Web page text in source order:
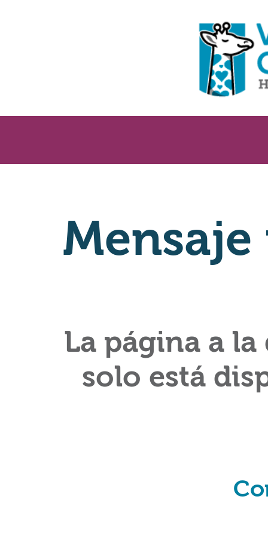
La página a la
solo está